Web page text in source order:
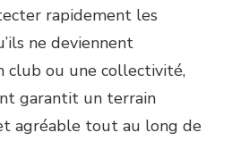
rapidement les
ne deviennent
club ou une collectivité,
garantit un terrain
agréable tout au long de